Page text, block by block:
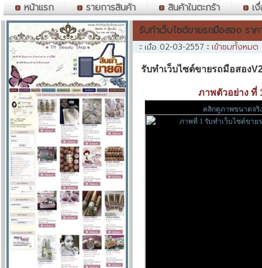
หน้าแรก รายการสินค้า สินค้าในตะกร้า เงื่
รับทำเว็บไซต์ขายรถมือสอง รา
:: เมื่อ 02-03-2557 :: เข้าชมทั้งหม
รับทำเว็บไซต์ขายรถมือสอง
ภาพตัวอย่าง ที่
คลิกดูภาพขนาดจริ